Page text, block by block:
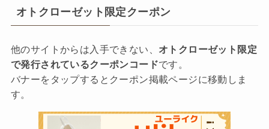
オトクローゼット限定クーポン
他のサイトからは入手できない、 オトクローゼット限定
で発行されているクーポンコードです。
バナーをタップするとクーポン掲載ページに移動しま
す。